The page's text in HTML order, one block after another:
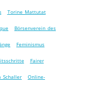
Torine Mattutat
Börsenverein des
Feminismus
Fairer
Schaller Online-